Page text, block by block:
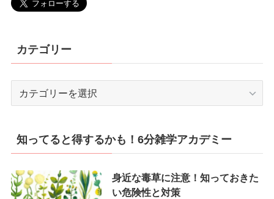
カテゴリー
リ
ー
知ってると得するかも！6分雑学アカデミー
身近な毒草に注意！知っておきた
い危険性と対策